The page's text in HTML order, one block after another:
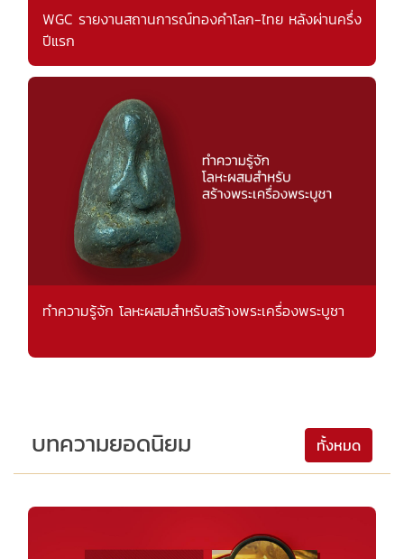
WGC รายงานสถานการณ์ทองคำโลก-ไทย หลังผ่านครึ่ง
ปีแรก
ทำความรู้จัก โลหะผสมสำหรับสร้างพระเครื่องพระบูชา
บทความยอดนิยม ทั้งหมด